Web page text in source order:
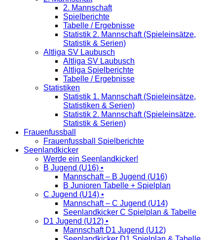
2. Mannschaft
Spielberichte
Tabelle / Ergebnisse
Statistik 2. Mannschaft (Spieleinsätze,
Statistik & Serien)
Altliga SV Laubusch
Altliga SV Laubusch
Altliga Spielberichte
Tabelle / Ergebnisse
Statistiken
Statistik 1. Mannschaft (Spieleinsätze,
Statistiken & Serien)
Statistik 2. Mannschaft (Spieleinsätze,
Statistik & Serien)
Frauenfussball
Frauenfussball Spielberichte
Seenlandkicker
Werde ein Seenlandkicker!
B Jugend (U16) •
Mannschaft – B Jugend (U16)
B Junioren Tabelle + Spielplan
C Jugend (U14) •
Mannschaft – C Jugend (U14)
Seenlandkicker C Spielplan & Tabelle
D1 Jugend (U12) •
Mannschaft D1 Jugend (U12)